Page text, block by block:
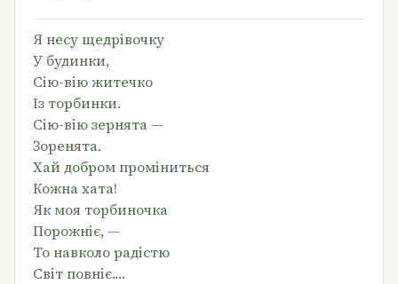
Я несу щедрівочку
У будинки,
Сію-вію житечко
Із торбинки.
Сію-вію зернята —
Зоренята.
Хай добром проміниться
Кожна хата!
Як моя торбиночка
Порожніє, —
То навколо радістю
Світ повніє.…